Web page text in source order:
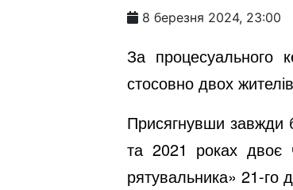
8 березня 2024, 23:00
За процесуального
стосовно двох
Присягнувши завжди
та 2021 роках двоє
рятувальника» 21-го